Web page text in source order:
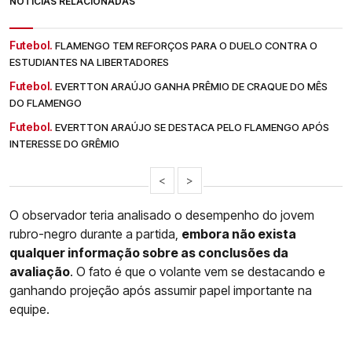
Futebol. FLAMENGO TEM REFORÇOS PARA O DUELO CONTRA O
ESTUDIANTES NA LIBERTADORES
Futebol. EVERTTON ARAÚJO GANHA PRÊMIO DE CRAQUE DO MÊS
DO FLAMENGO
Futebol. EVERTTON ARAÚJO SE DESTACA PELO FLAMENGO APÓS
INTERESSE DO GRÊMIO
< >
O observador teria analisado o desempenho do jovem
rubro-negro durante a partida, embora não exista
qualquer informação sobre as conclusões da
avaliação. O fato é que o volante vem se destacando e
ganhando projeção após assumir papel importante na
equipe.